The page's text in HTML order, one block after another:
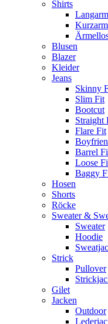
Shirts
Langarm
Kurzarm
Blusen
Blazer
Kleider
Jeans
Skinny
Slim Fit
Bootcut
Straight
Flare Fit
Barrel
Loose
Baggy
Hosen
Shorts
Röcke
Sweater &
Sweater
Hoodie
Strick
Pullover
Gilet
Jacken
Outdoor